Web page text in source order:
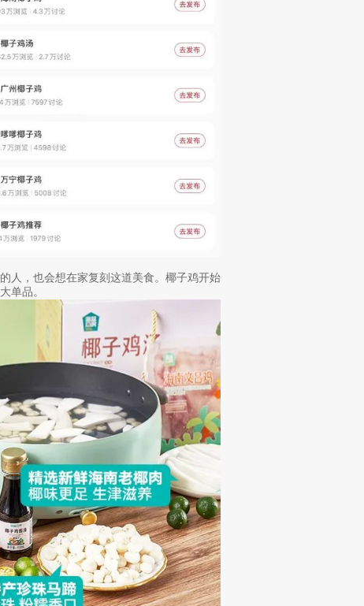
人，也会想在家复刻这道美食。椰子鸡开始
单品。